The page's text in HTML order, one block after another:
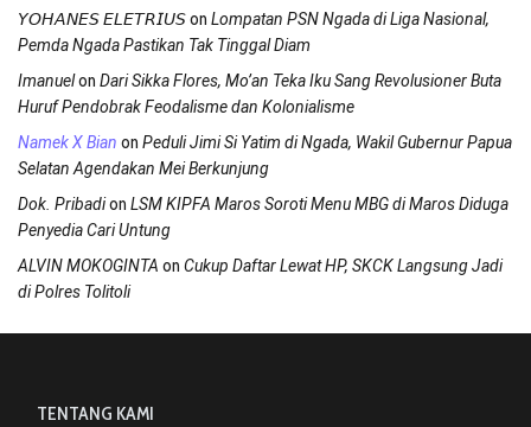
𝘠𝘖𝘏𝘈𝘕𝘌𝘚 𝘌𝘓𝘌𝘛𝘙𝘐𝘜𝘚on Lompatan PSN Ngada di Liga Nasional,
Pemda Ngada Pastikan Tak Tinggal Diam
Imanuelon Dari Sikka Flores, Mo’an Teka Iku Sang Revolusioner Buta
Huruf Pendobrak Feodalisme dan Kolonialisme
Namek X Bian on Peduli Jimi Si Yatim di Ngada, Wakil Gubernur Papua
Selatan Agendakan Mei Berkunjung
Dok. Pribadion LSM KIPFA Maros Soroti Menu MBG di Maros Diduga
Penyedia Cari Untung
ALVIN MOKOGINTA on Cukup Daftar Lewat HP, SKCK Langsung Jadi
di Polres Tolitoli
TENTANG KAMI